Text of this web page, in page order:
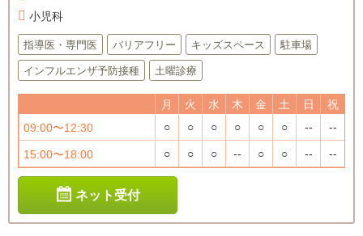
小児科
指導医・専門医 バリアフリー キッズスペース 駐車場
インフルエンザ予防接種 土曜診療
月 火 水 木 金 土 日
祝
09:00〜12:30
○ ○ ○ ○ ○ ○ -- --
15:00〜18:00 ○ ○ ○ -- ○ ○ -- --
ネット受付